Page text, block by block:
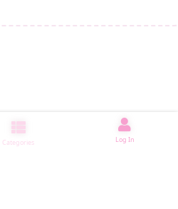
Categories Log In